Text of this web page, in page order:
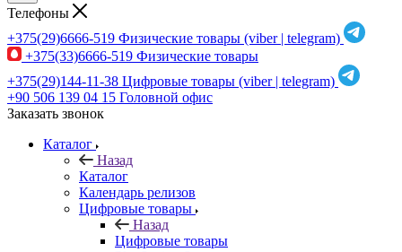
Телефоны
+375(29)6666-519 Физические товары (viber | telegram)
+375(33)6666-519 Физические товары
+375(29)144-11-38 Цифровые товары (viber | telegram)
+90 506 139 04 15 Головной офис
Заказать звонок
Каталог
Назад
Каталог
Календарь релизов
Цифровые товары
Назад
Цифровые товары